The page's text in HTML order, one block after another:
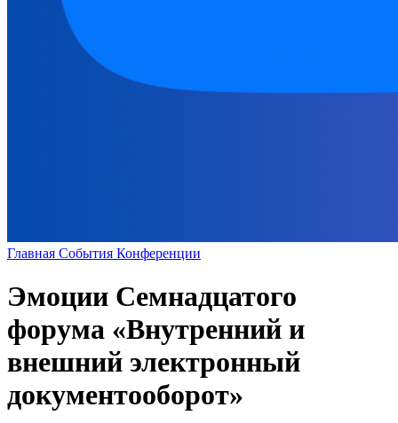
Главная События Конференции
Эмоции Семнадцатого
форума «Внутренний и
внешний электронный
документооборот»